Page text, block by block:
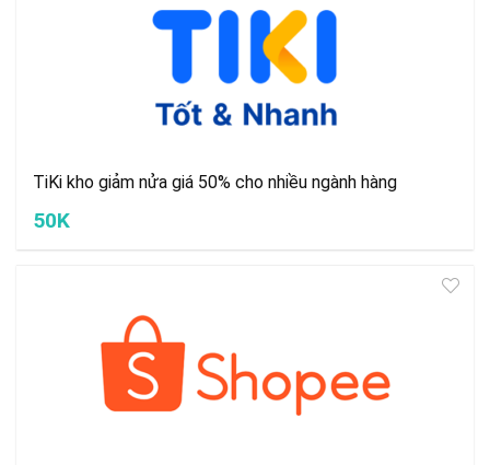
TiKi kho giảm nửa giá 50% cho nhiều ngành hàng
50K